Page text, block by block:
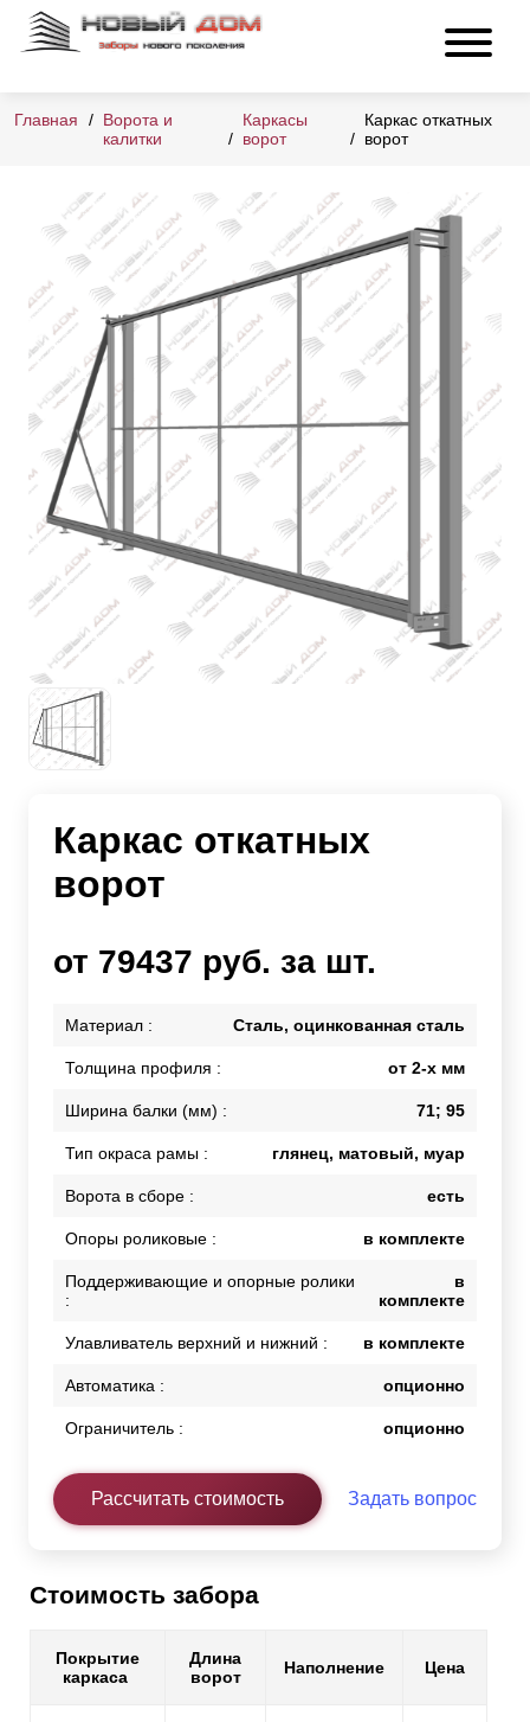
Главная
Ворота и
калитки
Каркасы
ворот
Каркас откатных
ворот
Каркас откатных
ворот
от 79437 руб. за шт.
Материал : Сталь, оцинкованная сталь
Толщина профиля : от 2-х мм
Ширина балки (мм) : 71; 95
Тип окраса рамы : глянец, матовый, муар
Ворота в сборе : есть
Опоры роликовые : в комплекте
Поддерживающие и опорные ролики
:
в
комплекте
Улавливатель верхний и нижний : в комплекте
Автоматика : опционно
Ограничитель : опционно
Рассчитать стоимость Задать вопрос
Стоимость забора
Покрытие
каркаса
Длина
ворот
Наполнение Цена